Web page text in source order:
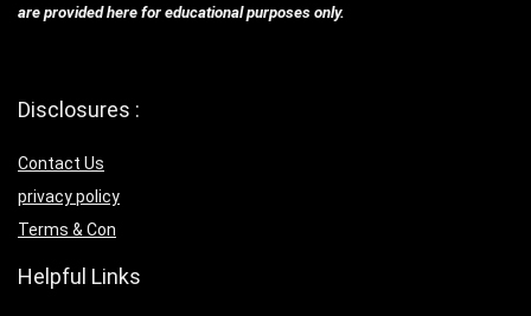
are provided here for educational purposes only.
Disclosures :
Contact Us
privacy policy
Terms & Con
Helpful Links